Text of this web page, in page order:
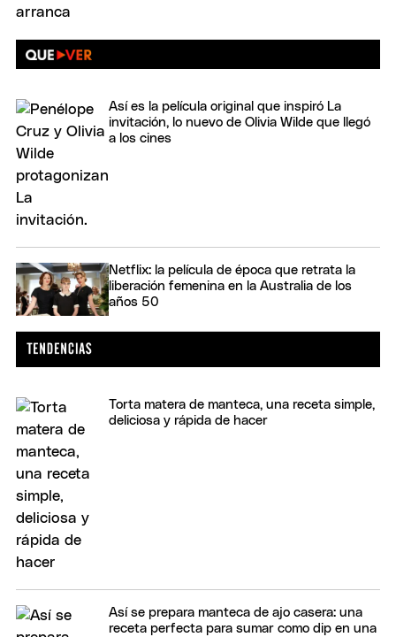
Así es la película original que inspiró La
invitación, lo nuevo de Olivia Wilde que llegó
a los cines
Netflix: la película de época que retrata la
liberación femenina en la Australia de los
años 50
Torta matera de manteca, una receta simple,
deliciosa y rápida de hacer
Así se prepara manteca de ajo casera: una
receta perfecta para sumar como dip en una